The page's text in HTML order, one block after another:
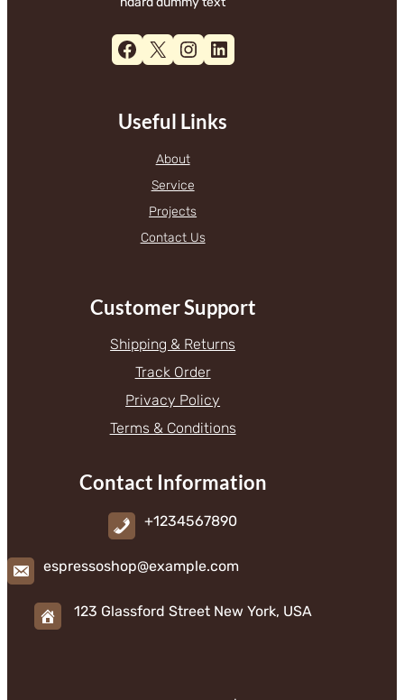
Facebook X Instagram LinkedIn
Useful Links
About
Service
Projects
Contact Us
Customer Support
Shipping & Returns
Track Order
Privacy Policy
Terms & Conditions
Contact Information
+1234567890
espressoshop@example.com
123 Glassford Street New York, USA